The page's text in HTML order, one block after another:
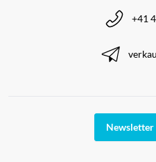
+41
Newsletter